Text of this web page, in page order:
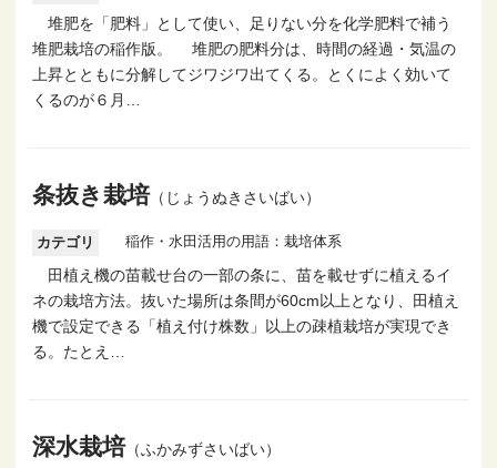
堆肥を「肥料」として使い、足りない分を化学肥料で補う
堆肥栽培の稲作版。 堆肥の肥料分は、時間の経過・気温の
上昇とともに分解してジワジワ出てくる。とくによく効いて
くるのが６月…
条抜き栽培（じょうぬきさいばい）
カテゴリ 稲作・水田活用の用語：栽培体系
田植え機の苗載せ台の一部の条に、苗を載せずに植えるイ
ネの栽培方法。抜いた場所は条間が60cm以上となり、田植え
機で設定できる「植え付け株数」以上の疎植栽培が実現でき
る。たとえ…
深水栽培（ふかみずさいばい）